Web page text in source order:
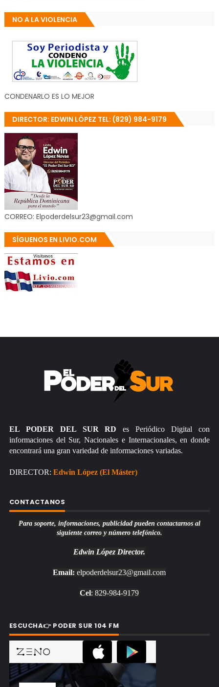
NO A LA VIOLENCIA
CONDENARLO ES LO MEJOR
DIRECTOR: EDWIN LÓPEZ TEL: (829) 984-9179
CORREO: Elpoderdelsur23@gmail.com
SÍGUENOS EN LIVIO.COM
EL PODER DEL SUR RD es Periódico Digital con
informaciones del Sur, Nacionales e Internacionales, en donde
encontrará una gran variedad de informaciones variadas.
DIRECTOR: Edwin López (El Máster)
CONTACTANOS
Para soporte, informaciones, publicidad pueden contactarnos al
siguiente correo y número telefónico.
Edwin López Director.
Email: elpoderdelsur23@gmail.com
Cel: 829-984-9179
ESCUCHA👉 PODER SUR 104 FM